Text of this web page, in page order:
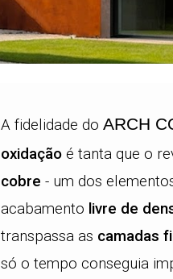
A fidelidade doARCH
oxidação é tanta que o
cobre - um dos
acabamento livre de
transpassa as camadas
só o tempo conseguia